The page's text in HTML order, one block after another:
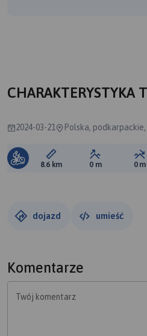
CHARAKTERYSTYKA
2024-03-21 Polska,
Długość trasy:
8.6 km Suma
0 m 0 m
dojazd umieść
Komentarze
Twój komentarz